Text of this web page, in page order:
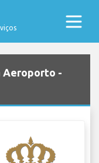
Aeroporto -